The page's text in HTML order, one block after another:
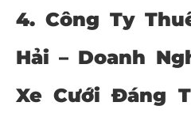
4. Công Ty
Hải – Doanh
Xe Cưới Đáng